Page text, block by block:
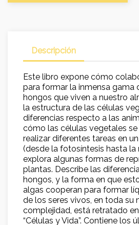
Descripción
Este libro expone cómo
para formar la inmensa gama
hongos que viven a nuestro
la estructura de las células
diferencias respecto a las
cómo las células vegetales
realizar diferentes tareas en
(desde la fotosíntesis hasta la
explora algunas formas de
plantas. Describe las
hongos, y la forma en que
algas cooperan para formar
de los seres vivos, en toda su
complejidad, está retratado
“Células y Vida”. Contiene los